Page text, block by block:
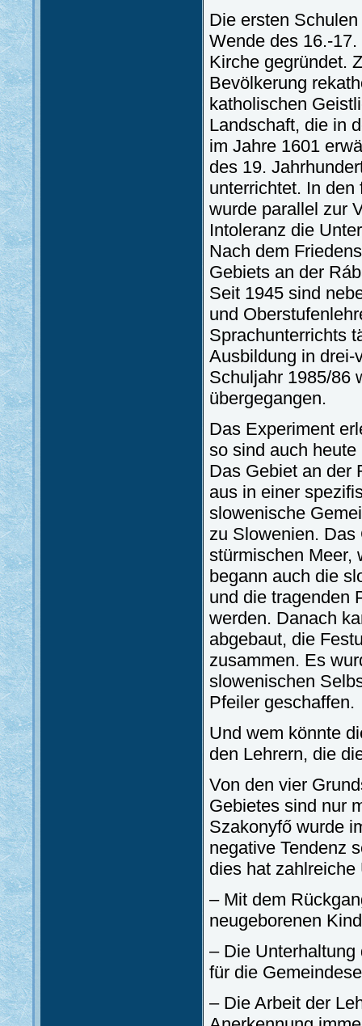
Die ersten
Wende des 16.-
Kirche gegründet.
Bevölkerung
katholischen
Landschaft, die in
im Jahre 1601
des 19.
unterrichtet. In
wurde parallel zur
Intoleranz die
Nach dem
Gebiets an der
Seit 1945 sind
und
Sprachunterrichts
Ausbildung in drei-
Schuljahr 1985/86
übergegangen.
Das Experiment
so sind auch
Das Gebiet an der
aus in einer
slowenische
zu Slowenien. Das
stürmischen Meer,
begann auch die
und die tragenden
werden. Danach
abgebaut, die
zusammen. Es
slowenischen
Pfeiler geschaffen.
Und wem könnte
den Lehrern, die
Von den vier
Gebietes sind nur
Szakonyfő wurde
negative Tendenz
dies hat zahlreiche
– Mit dem
neugeborenen
– Die
für die
– Die Arbeit der